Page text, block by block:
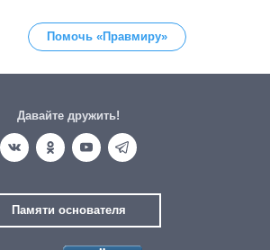
Помочь «Правмиру»
Давайте дружить!
Памяти основателя